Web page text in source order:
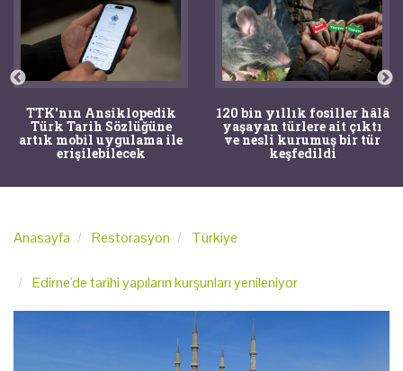
TTK'nın Ansiklopedik
Türk Tarih Sözlüğüne
artık mobil uygulama ile
erişilebilecek
120 bin yıllık fosiller hâlâ
yaşayan türlere ait çıktı
ve nesli kurumuş bir tür
keşfedildi
Anasayfa Restorasyon Türkiye
Edirne'de tarihi yapıların kurşunları yenileniyor